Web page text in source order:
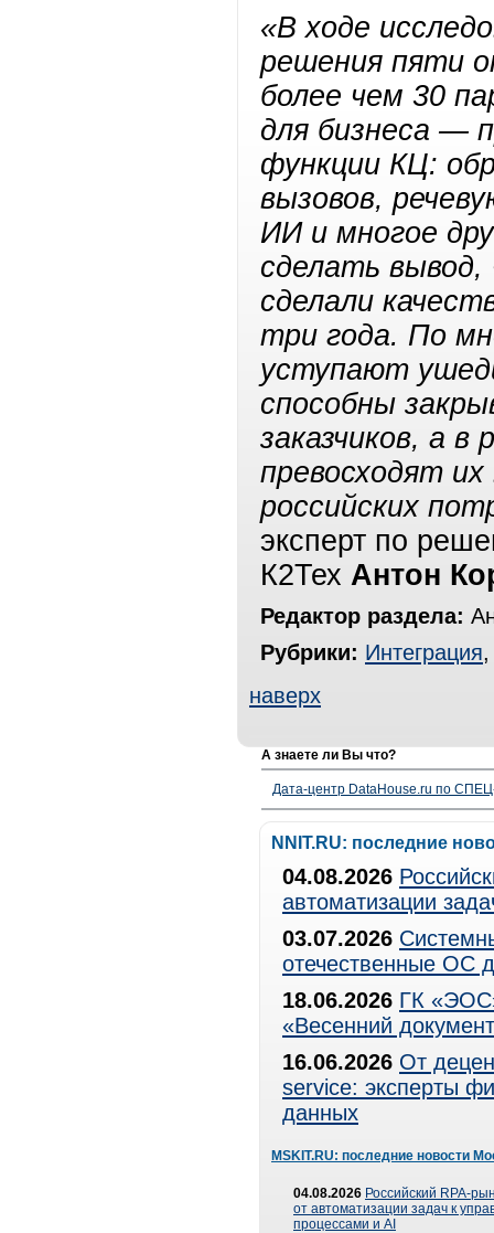
«В ходе
решения пяти
более чем 30
для бизнеса —
функции КЦ:
вызовов,
ИИ и многое
сделать вывод,
сделали
три года. По
уступают
способны
заказчиков, а в
превосходят
российских
эксперт по
К2Тех Антон
Редактор раздела:
Рубрики: Интеграция
наверх
А знаете ли Вы что?
Дата-центр DataHouse.ru по
NNIT.RU: последние
04.08.2026
автоматизации
03.07.2026
отечественные ОС
18.06.2026 ГК
«Весенний
16.06.2026 От
service: эксперты
данных
MSKIT.RU: последние новости
04.08.2026 Российский RPA-
от автоматизации задач к
процессами и AI